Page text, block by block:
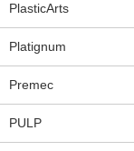
PlasticArts
Platignum
Premec
PULP